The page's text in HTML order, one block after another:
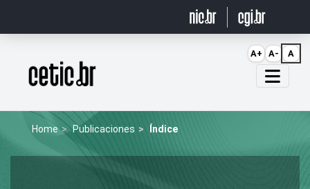
Página inicial
Home Publicaciones Índice
A+ A- A